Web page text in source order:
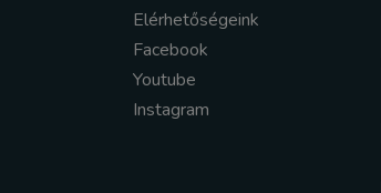
Elérhetőségeink
Facebook
Youtube
Instagram